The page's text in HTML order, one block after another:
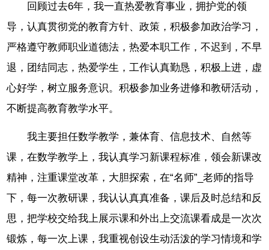
回顾过去6年，我一直热爱教育事业，拥护党的领
导，认真贯彻党的教育方针、政策，积极参加政治学习，
严格遵守教师职业道德法，热爱本职工作，不迟到，不早
退，团结同志，热爱学生，工作认真勤恳，积极上进，虚
心好学，树立服务意识。积极参加业务进修和教研活动，
不断提高教育教学水平。
我主要担任数学教学，兼体育、信息技术、自然等
课，在数学教学上，我认真学习新课程标准，领会新课改
精神，注重课堂改革，大胆探索，在“名师”_老师的指导
下，每一次教研课，我认认真真准备，课后及时总结和反
思，把学校交给我上展示课和外出上交流课看成是一次次
锻炼，每一次上课，我重视创设生动活泼的学习情境和学